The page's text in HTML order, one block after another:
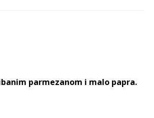
parmezanom i malo papra.